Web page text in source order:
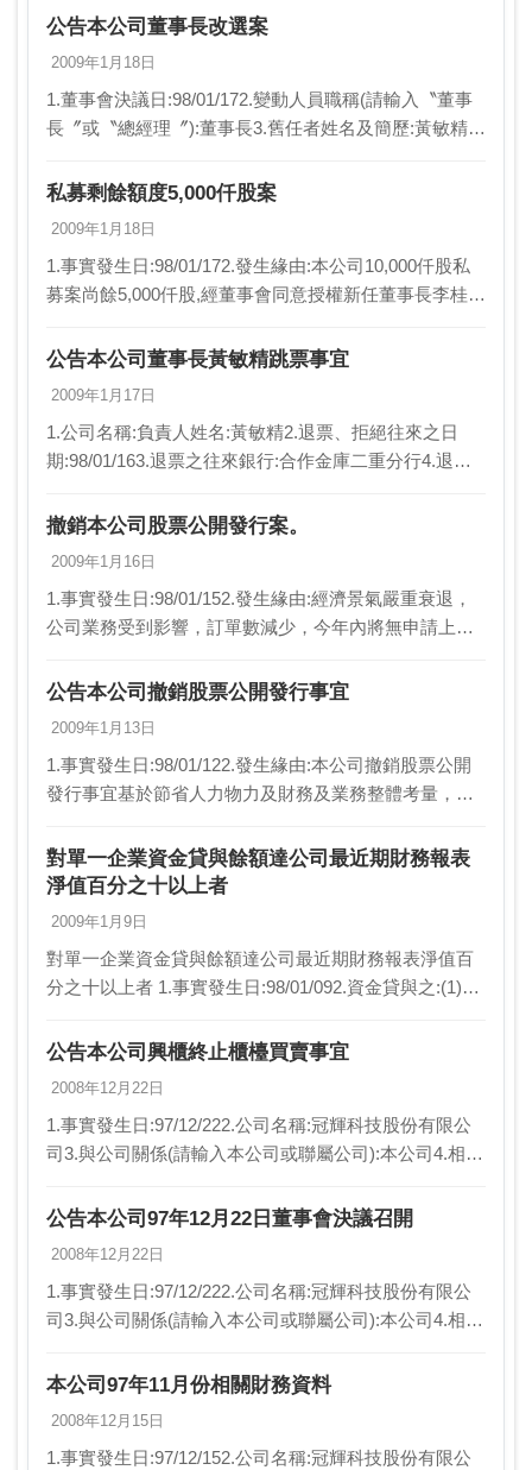
公告本公司董事長改選案
2009年1月18日
1.董事會決議日:98/01/172.變動人員職稱(請輸入〝董事
長〞或〝總經理〞):董事長3.舊任者姓名及簡歷:黃敏精，
歷:李桂蘭，目前為本公司副總…
私募剩餘額度5,000仟股案
2009年1月18日
1.事實發生日:98/01/172.發生緣由:本公司10,000仟股私
募案尚餘5,000仟股,經董事會同意授權新任董事長李桂蘭
施:無4.其他應敘明事…
公告本公司董事長黃敏精跳票事宜
2009年1月17日
1.公司名稱:負責人姓名:黃敏精2.退票、拒絕往來之日
期:98/01/163.退票之往來銀行:合作金庫二重分行4.退票
償付票款〞或〝以換票方式遞…
撤銷本公司股票公開發行案。
2009年1月16日
1.事實發生日:98/01/152.發生緣由:經濟景氣嚴重衰退，
公司業務受到影響，訂單數減少，今年內將無申請上櫃
決議並經1月15日臨時股東會決議通…
公告本公司撤銷股票公開發行事宜
2009年1月13日
1.事實發生日:98/01/122.發生緣由:本公司撤銷股票公開
發行事宜基於節省人力物力及財務及業務整體考量，且
體質，俟未來適當時機，再重新提…
對單一企業資金貸與餘額達公司最近期財務報表
淨值百分之十以上者
2009年1月9日
對單一企業資金貸與餘額達公司最近期財務報表淨值百
分之十以上者 1.事實發生日:98/01/092.資金貸與之:(1)公
公司孫公司(3)資金貸與之…
公告本公司興櫃終止櫃檯買賣事宜
2008年12月22日
1.事實發生日:97/12/222.公司名稱:冠輝科技股份有限公
司3.與公司關係(請輸入本公司或聯屬公司):本公司4.相互
緣由:本公司興櫃終止櫃…
公告本公司97年12月22日董事會決議召開
2008年12月22日
1.事實發生日:97/12/222.公司名稱:冠輝科技股份有限公
司3.與公司關係(請輸入本公司或聯屬公司):本公司4.相互
緣由:擬終止興櫃股票掛…
本公司97年11月份相關財務資料
2008年12月15日
1.事實發生日:97/12/152.公司名稱:冠輝科技股份有限公